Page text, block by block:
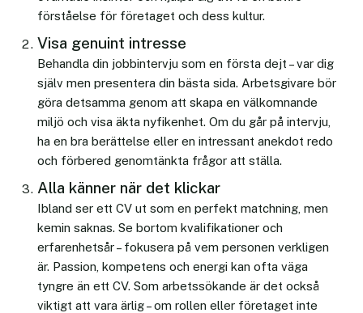
förståelse för företaget och dess kultur.
Visa genuint intresse
Behandla din jobbintervju som en första dejt – var dig
själv men presentera din bästa sida. Arbetsgivare bör
göra detsamma genom att skapa en välkomnande
miljö och visa äkta nyfikenhet. Om du går på intervju,
ha en bra berättelse eller en intressant anekdot redo
och förbered genomtänkta frågor att ställa.
Alla känner när det klickar
Ibland ser ett CV ut som en perfekt matchning, men
kemin saknas. Se bortom kvalifikationer och
erfarenhetsår – fokusera på vem personen verkligen
är. Passion, kompetens och energi kan ofta väga
tyngre än ett CV. Som arbetssökande är det också
viktigt att vara ärlig – om rollen eller företaget inte